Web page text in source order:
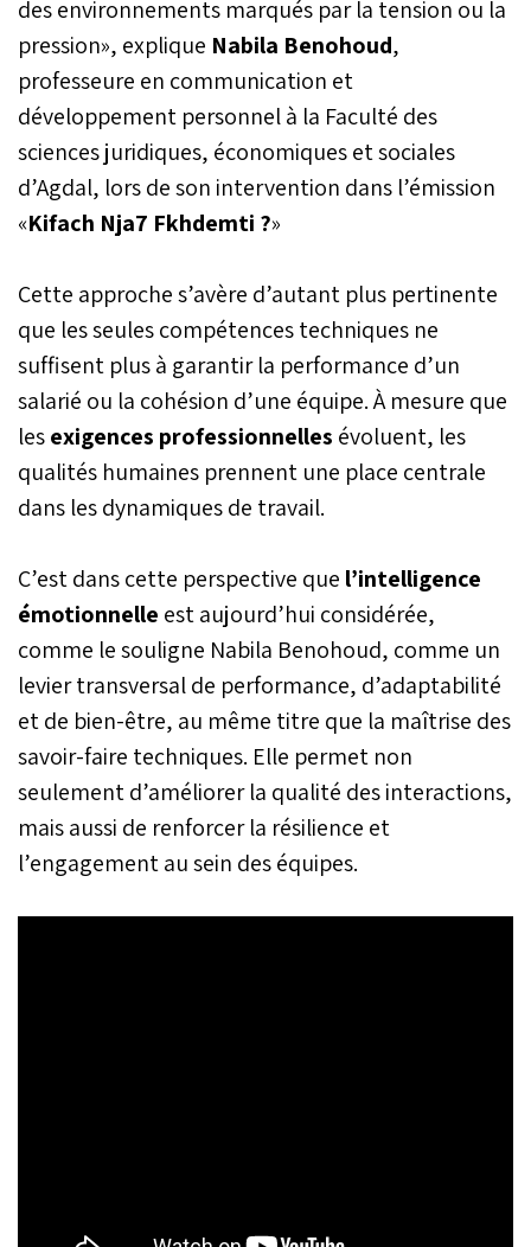
des environnements marqués par la tension ou la
pression», explique Nabila Benohoud,
professeure en communication et
développement personnel à la Faculté des
sciences juridiques, économiques et sociales
d’Agdal, lors de son intervention dans l’émission
«Kifach Nja7 Fkhdemti ?»
Cette approche s’avère d’autant plus pertinente
que les seules compétences techniques ne
suffisent plus à garantir la performance d’un
salarié ou la cohésion d’une équipe. À mesure que
lesexigences professionnelles évoluent, les
qualités humaines prennent une place centrale
dans les dynamiques de travail.
C’est dans cette perspective que l’intelligence
émotionnelle est aujourd’hui considérée,
comme le souligne Nabila Benohoud, comme un
levier transversal de performance, d’adaptabilité
et de bien-être, au même titre que la maîtrise des
savoir-faire techniques. Elle permet non
seulement d’améliorer la qualité des interactions,
mais aussi de renforcer la résilience et
l’engagement au sein des équipes.